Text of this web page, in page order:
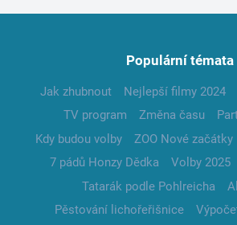
Populární témata
Jak zhubnout Nejlepší filmy 2024
TV program
Změna času
Kdy budou volby
ZOO Nové začátky
7 pádů Honzy Dědka
Volby 2025
Tatarák podle Pohlreicha
Pěstování lichořeřišnice